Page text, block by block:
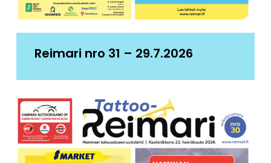
Reimari nro 31 – 29.7.2026